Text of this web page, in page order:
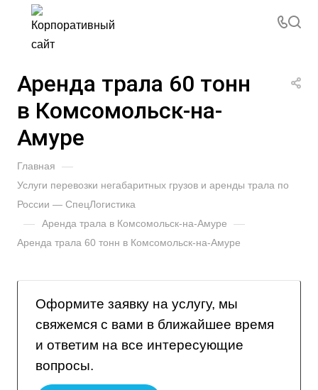
Аренда трала 60 тонн
в Комсомольск-на-
Амуре
Главная —
Услуги перевозки негабаритных грузов и аренды трала по
России — СпецЛогистика
— Аренда трала в Комсомольск-на-Амуре —
Аренда трала 60 тонн в Комсомольск-на-Амуре
Оформите заявку на услугу, мы
свяжемся с вами в ближайшее время
и ответим на все интересующие
вопросы.